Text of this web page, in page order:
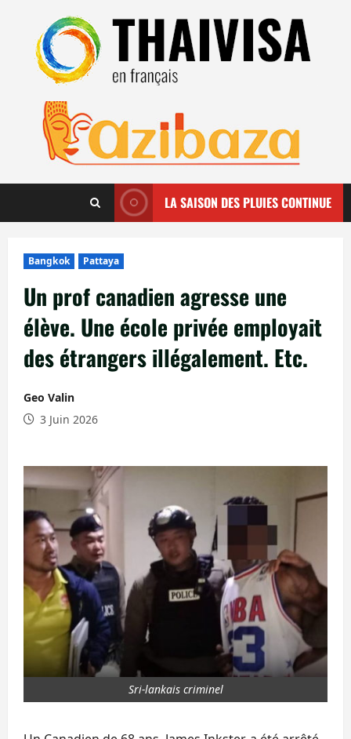
contenu
LA SAISON DES PLUIES CONTINUE
Bangkok Pattaya
Un prof canadien agresse une
élève. Une école privée employait
des étrangers illégalement. Etc.
Geo Valin
3 Juin 2026
Sri-lankais criminel